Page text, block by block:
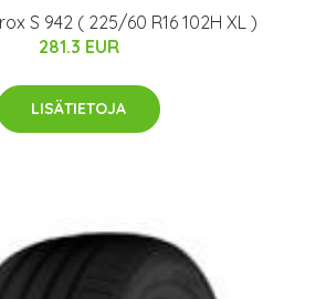
S 942 ( 225/60 R16 102H XL )
281.3 EUR
LISÄTIETOJA